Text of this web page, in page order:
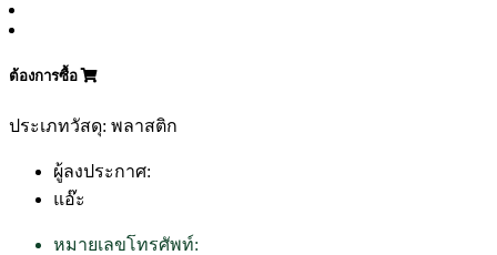
ต้องการซื้อ
ประเภทวัสดุ: พลาสติก
ผู้ลงประกาศ:
แอ๊ะ
หมายเลขโทรศัพท์: